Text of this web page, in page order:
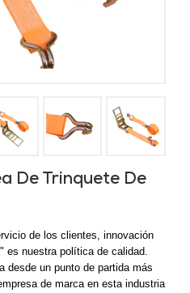
De Trinquete De
de los clientes, innovación
es nuestra política de calidad.
desde un punto de partida más
de marca en esta industria